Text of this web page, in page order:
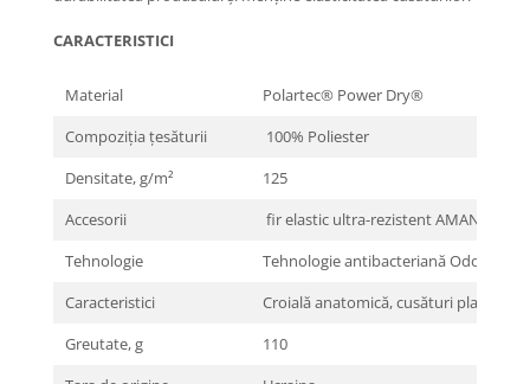
CARACTERISTICI
Material
Polartec®️ Power Dry®️
Compoziția țesăturii
100% Poliester
Densitate, g/m²
125
Accesorii
fir elastic ultra-rezistent AMANN
Tehnologie
Tehnologie antibacteriană Odor
Caracteristici
Croială anatomică, cusături plate
Greutate, g
110